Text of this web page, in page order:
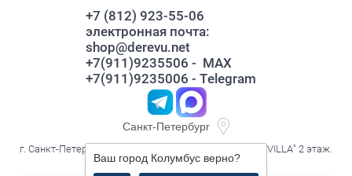
+7 (812) 923-55-06
электронная почта:
shop@derevu.net
+7(911)9235506 - MAX
+7(911)9235006 - Telegram
Санкт-Петербург
Ваш город Колумбус верно?
г. Санкт-Петербург, ул. Савушкина д.119 к3 лит.А, ТЦ."VILLA" 2 этаж.
секция В16